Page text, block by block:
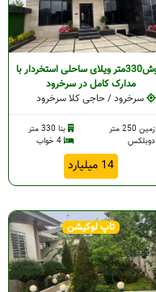
فروش330متر ویلای ساحلی استخردار با
مدارک کامل در سرخرود
سرخرود / حاجی کلا سرخرود
زمین 250 متر
بنا 330 متر
دوبلکس
14 میلیارد
تاپ لوکیشن